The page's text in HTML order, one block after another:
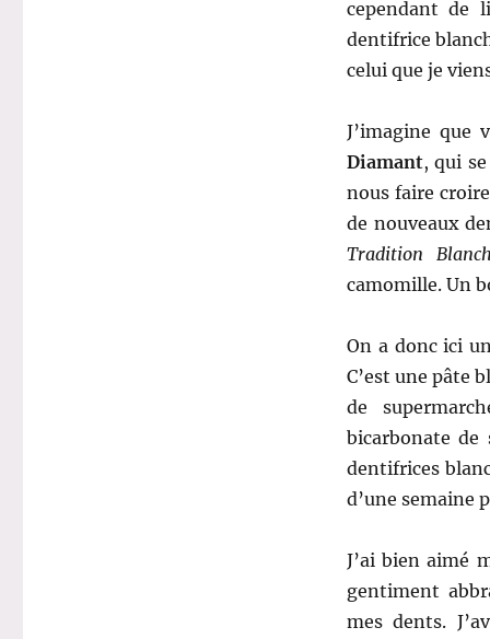
cependant de
dentifrice
celui que je
J’imagine que
Diamant, qui
nous faire
de nouveaux
Tradition
camomille. Un
On a donc ici
C’est une pâte
de
bicarbonate de
dentifrices
d’une semaine
J’ai bien aimé
gentiment
mes dents.